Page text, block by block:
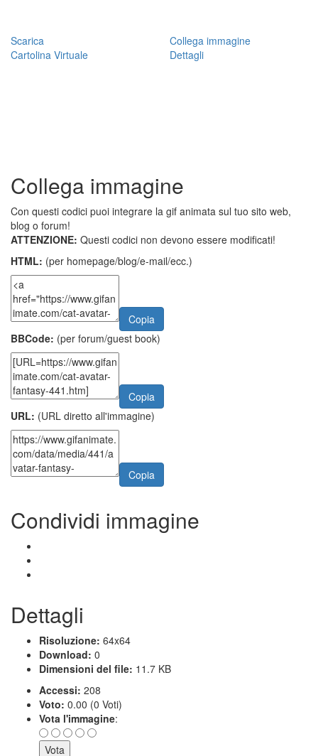
Scarica
Collega immagine
Cartolina Virtuale
Dettagli
Collega immagine
Con questi codici puoi integrare la gif animata sul tuo sito web,
blog o forum!
ATTENZIONE: Questi codici non devono essere modificati!
HTML: (per homepage/blog/e-mail/ecc.)
Copia
BBCode: (per forum/guest book)
Copia
URL: (URL diretto all'immagine)
Copia
Condividi immagine
Dettagli
Risoluzione: 64x64
Download: 0
Dimensioni del file: 11.7 KB
Accessi: 208
Voto: 0.00 (0 Voti)
Vota l'immagine: